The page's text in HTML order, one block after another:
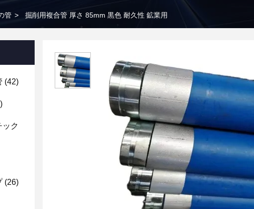
管 > 掘削用複合管 厚さ 85mm 黒色 耐久性 鉱業用
(42)
ック
(26)